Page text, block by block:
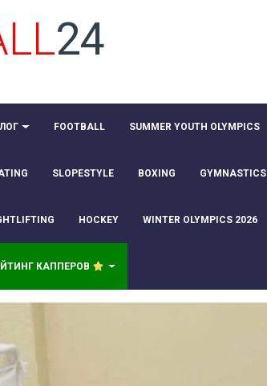
24
FOOTBALL SUMMER YOUTH OLYMPICS
SLOPESTYLE BOXING GYMNASTICS
HOCKEY WINTER OLYMPICS 2026
КАППЕРОВ